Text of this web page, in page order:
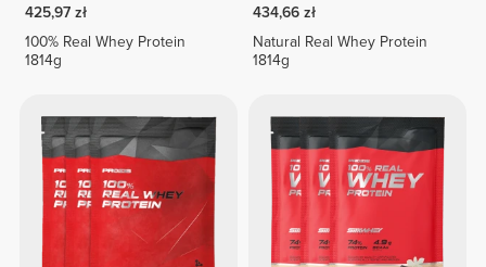
425,97 zł
100% Real Whey Protein
1814g
434,66 zł
Natural Real Whey Protein
1814g